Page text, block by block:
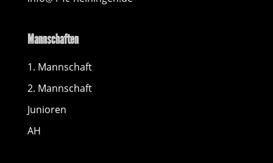
Mannschaften
1. Mannschaft
2. Mannschaft
Junioren
AH